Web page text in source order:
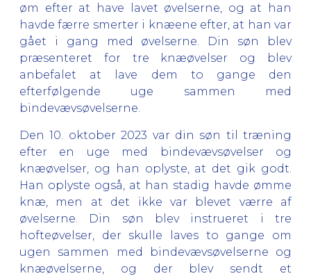
øm efter at have lavet øvelserne, og at han
havde færre smerter i knæene efter, at han var
gået i gang med øvelserne. Din søn blev
præsenteret for tre knæøvelser og blev
anbefalet at lave dem to gange den
efterfølgende uge sammen med
bindevævsøvelserne.
Den 10. oktober 2023 var din søn til træning
efter en uge med bindevævsøvelser og
knæøvelser, og han oplyste, at det gik godt.
Han oplyste også, at han stadig havde ømme
knæ, men at det ikke var blevet værre af
øvelserne. Din søn blev instrueret i tre
hofteøvelser, der skulle laves to gange om
ugen sammen med bindevævsøvelserne og
knæøvelserne, og der blev sendt et